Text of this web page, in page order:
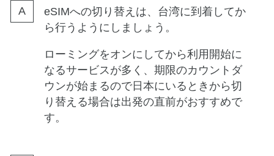
eSIMへの切り替えは、台湾に到着してか
ら行うようにしましょう。
ローミングをオンにしてから利用開始に
なるサービスが多く、期限のカウントダ
ウンが始まるので日本にいるときから切
り替える場合は出発の直前がおすすめで
す。